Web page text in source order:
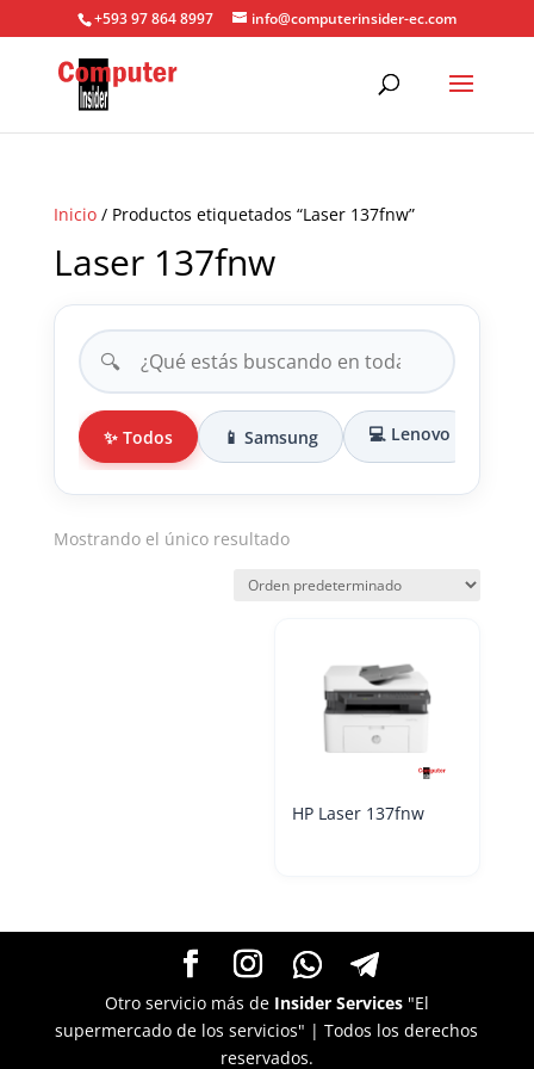
+593 97 864 8997 info@computerinsider-ec.com
Inicio/ Productos etiquetados “Laser 137fnw”
Laser 137fnw
🔍
✨ Todos 📱 Samsung 💻 Lenovo
Mostrando el único resultado
HP Laser 137fnw
Otro servicio más de Insider Services"El
supermercado de los servicios" | Todos los derechos
reservados.